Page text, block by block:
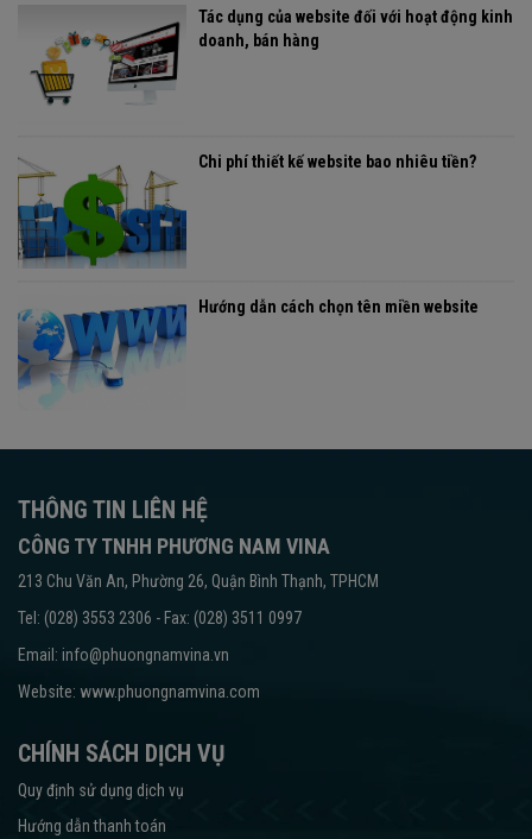
Tác dụng của website đối với hoạt động kinh
doanh, bán hàng
Chi phí thiết kế website bao nhiêu tiền?
Hướng dẫn cách chọn tên miền website
THÔNG TIN LIÊN HỆ
CÔNG TY TNHH PHƯƠNG NAM VINA
213 Chu Văn An, Phường 26, Quận Bình Thạnh, TPHCM
Tel: (028) 3553 2306 - Fax: (028) 3511 0997
Email: info@phuongnamvina.vn
Website: www.phuongnamvina.com
CHÍNH SÁCH DỊCH VỤ
Quy định sử dụng dịch vụ
Hướng dẫn thanh toán